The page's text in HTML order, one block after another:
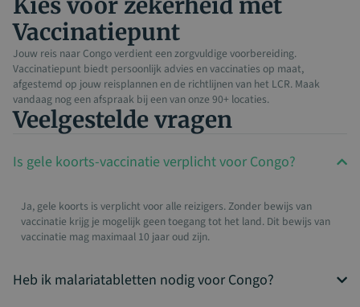
Vaccinatiepunt
Jouw reis naar Congo verdient een zorgvuldige voorbereiding.
Vaccinatiepunt biedt persoonlijk advies en vaccinaties op maat,
afgestemd op jouw reisplannen en de richtlijnen van het LCR. Maak
vandaag nog een afspraak bij een van onze 90+ locaties.
Veelgestelde vragen​
Is gele koorts-vaccinatie verplicht voor Congo?
Ja, gele koorts is verplicht voor alle reizigers. Zonder bewijs van
vaccinatie krijg je mogelijk geen toegang tot het land. Dit bewijs van
vaccinatie mag maximaal 10 jaar oud zijn.
Heb ik malariatabletten nodig voor Congo?